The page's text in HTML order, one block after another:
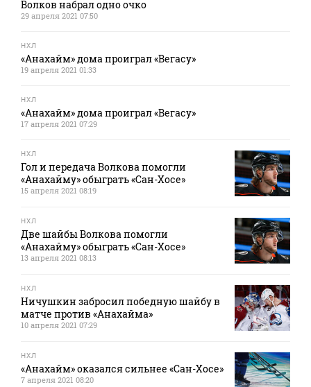
Волков набрал одно очко
29 апреля 2021 07:50
НХЛ
«Анахайм» дома проиграл «Вегасу»
19 апреля 2021 01:33
НХЛ
«Анахайм» дома проиграл «Вегасу»
17 апреля 2021 07:29
НХЛ
Гол и передача Волкова помогли
«Анахайму» обыграть «Сан-Хосе»
15 апреля 2021 08:19
НХЛ
Две шайбы Волкова помогли
«Анахайму» обыграть «Сан-Хосе»
13 апреля 2021 08:13
НХЛ
Ничушкин забросил победную шайбу в
матче против «Анахайма»
10 апреля 2021 07:29
НХЛ
«Анахайм» оказался сильнее «Сан-Хосе»
7 апреля 2021 08:20